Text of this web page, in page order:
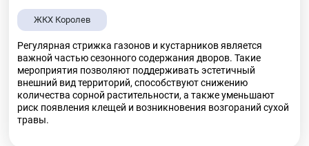
ЖКХ Королев
Регулярная стрижка газонов и кустарников является
важной частью сезонного содержания дворов. Такие
мероприятия позволяют поддерживать эстетичный
внешний вид территорий, способствуют снижению
количества сорной растительности, а также уменьшают
риск появления клещей и возникновения возгораний сухой
травы.